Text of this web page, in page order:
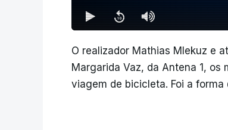
O realizador Mathias Mlekuz e
Margarida Vaz, da Antena 1,
viagem de bicicleta. Foi a